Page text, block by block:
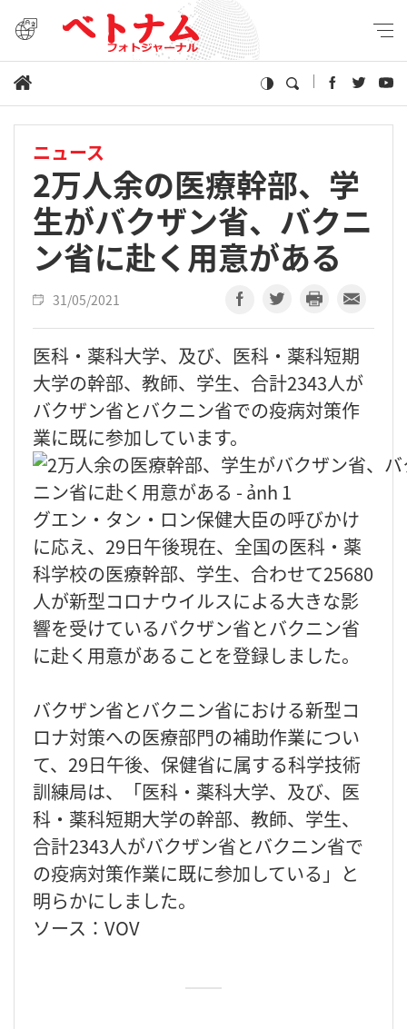
ニュース
2万人余の医療幹部、学
生がバクザン省、バクニ
ン省に赴く用意がある
31/05/2021
医科・薬科大学、及び、医科・薬科短期
大学の幹部、教師、学生、合計2343人が
バクザン省とバクニン省での疫病対策作
業に既に参加しています。
グエン・タン・ロン保健大臣の呼びかけ
に応え、29日午後現在、全国の医科・薬
科学校の医療幹部、学生、合わせて25680
人が新型コロナウイルスによる大きな影
響を受けているバクザン省とバクニン省
に赴く用意があることを登録しました。
バクザン省とバクニン省における新型コ
ロナ対策への医療部門の補助作業につい
て、29日午後、保健省に属する科学技術
訓練局は、「医科・薬科大学、及び、医
科・薬科短期大学の幹部、教師、学生、
合計2343人がバクザン省とバクニン省で
の疫病対策作業に既に参加している」と
明らかにしました。
ソース：VOV